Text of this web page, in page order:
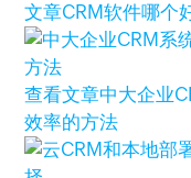
文章CRM软件哪个
查看文章中大企业
效率的方法